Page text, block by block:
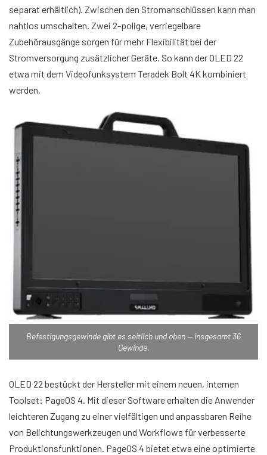
separat erhältlich). Zwischen den Stromanschlüssen kann man
nahtlos umschalten. Zwei 2-polige, verriegelbare
Zubehörausgänge sorgen für mehr Flexibilität bei der
Stromversorgung zusätzlicher Geräte. So kann der OLED 22
etwa mit dem Videofunksystem Teradek Bolt 4K kombiniert
werden.
Befestigungsgewinde gibt es seitlich und oben — insgesamt 36
Gewinde.
OLED 22 bestückt der Hersteller mit einem neuen, internen
Toolset: PageOS 4. Mit dieser Software erhalten die Anwender
leichteren Zugang zu einer vielfältigen und anpassbaren Reihe
von Belichtungswerkzeugen und Workflows für verbesserte
Produktionsfunktionen. PageOS 4 bietet etwa eine optimierte